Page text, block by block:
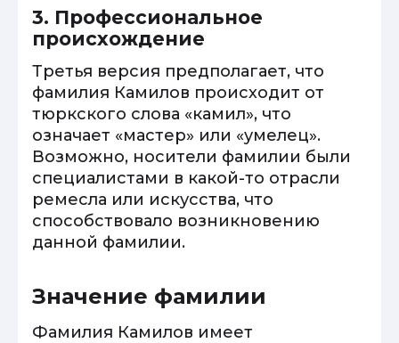
3. Профессиональное
происхождение
Третья версия предполагает, что
фамилия Камилов происходит от
тюркского слова «камил», что
означает «мастер» или «умелец».
Возможно, носители фамилии были
специалистами в какой-то отрасли
ремесла или искусства, что
способствовало возникновению
данной фамилии.
Значение фамилии
Фамилия Камилов имеет